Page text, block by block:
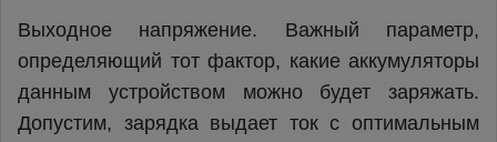
Выходное напряжение. Важный параметр,
определяющий тот фактор, какие аккумуляторы
данным устройством можно будет заряжать.
Допустим, зарядка выдает ток с оптимальным